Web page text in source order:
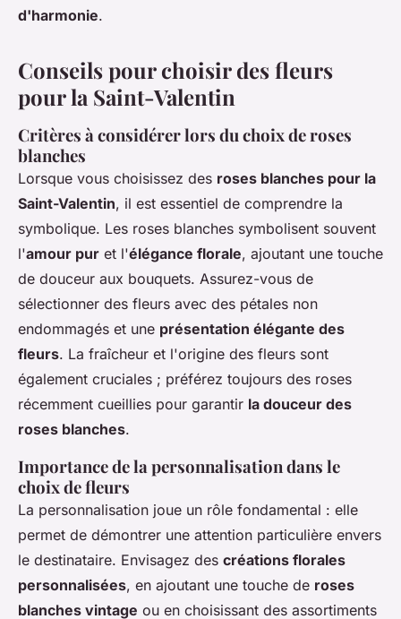
d'harmonie.
Conseils pour choisir des fleurs
pour la Saint-Valentin
Critères à considérer lors du choix de roses
blanches
Lorsque vous choisissez des roses blanches pour la
Saint-Valentin, il est essentiel de comprendre la
symbolique. Les roses blanches symbolisent souvent
l'amour pur et l'élégance florale, ajoutant une touche
de douceur aux bouquets. Assurez-vous de
sélectionner des fleurs avec des pétales non
endommagés et une présentation élégante des
fleurs. La fraîcheur et l'origine des fleurs sont
également cruciales ; préférez toujours des roses
récemment cueillies pour garantir la douceur des
roses blanches.
Importance de la personnalisation dans le
choix de fleurs
La personnalisation joue un rôle fondamental : elle
permet de démontrer une attention particulière envers
le destinataire. Envisagez des créations florales
personnalisées, en ajoutant une touche de roses
blanches vintage ou en choisissant des assortiments